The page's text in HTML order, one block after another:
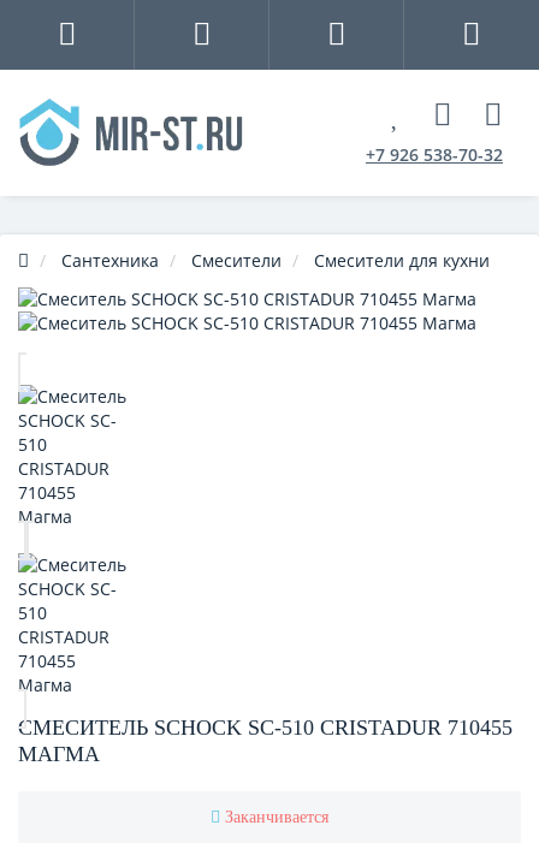
+7 926 538-70-32
Сантехника Смесители Смесители для кухни
СМЕСИТЕЛЬ SCHOCK SC-510 CRISTADUR 710455
МАГМА
Заканчивается